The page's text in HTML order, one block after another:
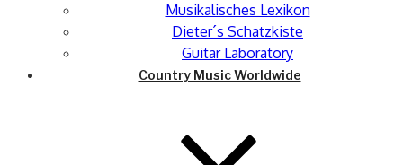
Musikalisches Lexikon
Dieter´s Schatzkiste
Guitar Laboratory
Country Music Worldwide